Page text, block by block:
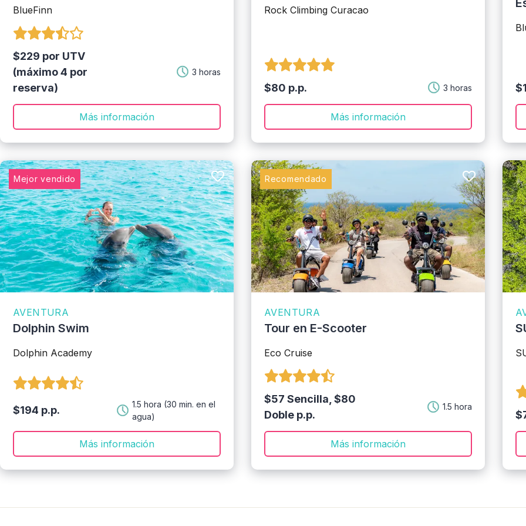
BlueFinn
$229 por UTV
(máximo 4 por
reserva)
3 horas
Más información
Rock Climbing Curacao
$80 p.p. 3 horas
Más información
Mejor vendido
AVENTURA
Dolphin Swim
Dolphin Academy
$194 p.p.
1.5 hora (30 min. en el
agua)
Más información
Recomendado
AVENTURA
Tour en E-Scooter
Eco Cruise
$57 Sencilla, $80
Doble p.p.
1.5 hora
Más información